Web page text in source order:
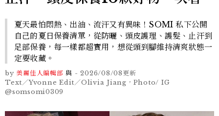
夏天最怕悶熱、出油、流汗又有異味！SOMI 私下公開
自己的夏日保養清單，從防曬、頭皮護理、護髮、止汗到
足部保養，每一樣都超實用，想從頭到腳維持清爽狀態一
定要收藏。
by 美麗佳人編輯部 與 -2026/08/08更新
Text／Yvonne Edit／Olivia Jiang，Photo/ IG
@somsomi0309